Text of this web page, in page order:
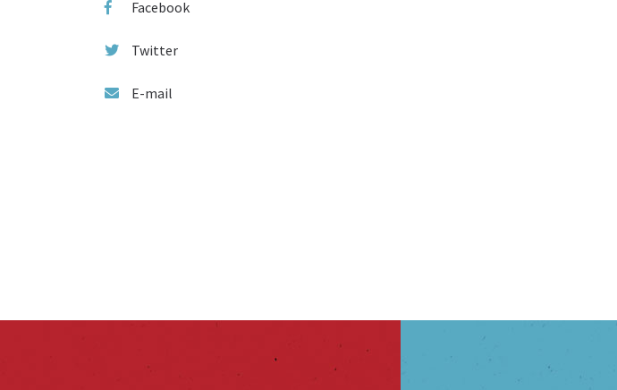
Facebook
Twitter
E-mail